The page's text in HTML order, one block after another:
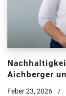
Aichberger
Klima-Check
Feber 23, 2026